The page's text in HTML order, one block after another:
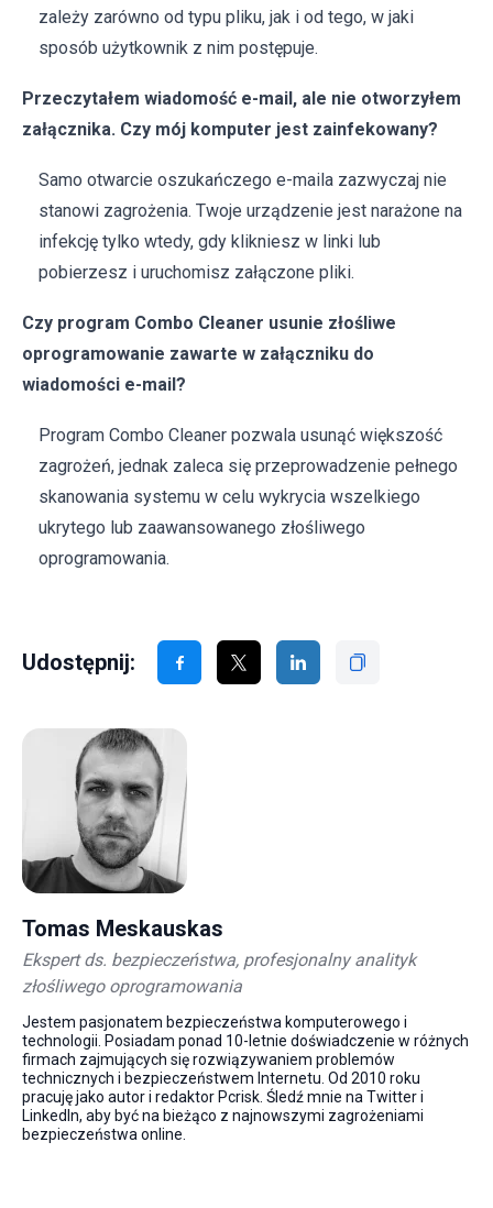
zależy zarówno od typu pliku, jak i od tego, w jaki
sposób użytkownik z nim postępuje.
Przeczytałem wiadomość e-mail, ale nie otworzyłem
załącznika. Czy mój komputer jest zainfekowany?
Samo otwarcie oszukańczego e-maila zazwyczaj nie
stanowi zagrożenia. Twoje urządzenie jest narażone na
infekcję tylko wtedy, gdy klikniesz w linki lub
pobierzesz i uruchomisz załączone pliki.
Czy program Combo Cleaner usunie złośliwe
oprogramowanie zawarte w załączniku do
wiadomości e-mail?
Program Combo Cleaner pozwala usunąć większość
zagrożeń, jednak zaleca się przeprowadzenie pełnego
skanowania systemu w celu wykrycia wszelkiego
ukrytego lub zaawansowanego złośliwego
oprogramowania.
Udostępnij:
Tomas Meskauskas
Ekspert ds. bezpieczeństwa, profesjonalny analityk
złośliwego oprogramowania
Jestem pasjonatem bezpieczeństwa komputerowego i
technologii. Posiadam ponad 10-letnie doświadczenie w różnych
firmach zajmujących się rozwiązywaniem problemów
technicznych i bezpieczeństwem Internetu. Od 2010 roku
pracuję jako autor i redaktor Pcrisk. Śledź mnie na Twitter i
LinkedIn, aby być na bieżąco z najnowszymi zagrożeniami
bezpieczeństwa online.